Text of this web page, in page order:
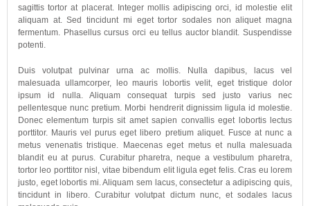
sagittis tortor at placerat. Integer mollis adipiscing orci, id molestie elit
aliquam at. Sed tincidunt mi eget tortor sodales non aliquet magna
fermentum. Phasellus cursus orci eu tellus auctor blandit. Suspendisse
potenti.
Duis volutpat pulvinar urna ac mollis. Nulla dapibus, lacus vel
malesuada ullamcorper, leo mauris lobortis velit, eget tristique dolor
ipsum id nulla. Aliquam consequat turpis sed justo varius nec
pellentesque nunc pretium. Morbi hendrerit dignissim ligula id molestie.
Donec elementum turpis sit amet sapien convallis eget lobortis lectus
porttitor. Mauris vel purus eget libero pretium aliquet. Fusce at nunc a
metus venenatis tristique. Maecenas eget metus et nulla malesuada
blandit eu at purus. Curabitur pharetra, neque a vestibulum pharetra,
tortor leo porttitor nisl, vitae bibendum elit ligula eget felis. Cras eu lorem
justo, eget lobortis mi. Aliquam sem lacus, consectetur a adipiscing quis,
tincidunt in libero. Curabitur volutpat dictum nunc, et sodales lacus